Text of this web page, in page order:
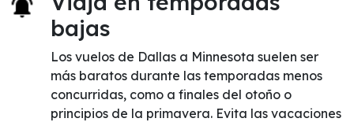
bajas
Los vuelos de Dallas a Minnesota suelen ser
más baratos durante las temporadas menos
concurridas, como a finales del otoño o
principios de la primavera. Evita las vacaciones